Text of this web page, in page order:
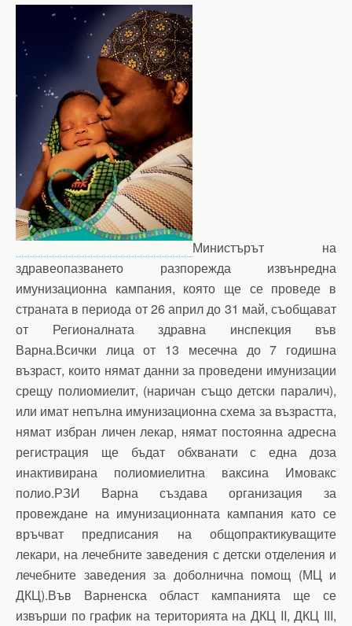
Министърът на
здравеопазването разпорежда извънредна
имунизационна кампания, която ще се проведе в
страната в периода от 26 април до 31 май, съобщават
от Регионалната здравна инспекция във
Варна.Всички лица от 13 месечна до 7 годишна
възраст, които нямат данни за проведени имунизации
срещу полиомиелит, (наричан също детски паралич),
или имат непълна имунизационна схема за възрастта,
нямат избран личен лекар, нямат постоянна адресна
регистрация ще бъдат обхванати с една доза
инактивирана полиомиелитна ваксина Имовакс
полио.РЗИ Варна създава организация за
провеждане на имунизационната кампания като се
връчват предписания на общопрактикуващите
лекари, на лечебните заведения с детски отделения и
лечебните заведения за доболнична помощ (МЦ и
ДКЦ).Във Варненска област кампанията ще се
извърши по график на територията на ДКЦ II, ДКЦ III,